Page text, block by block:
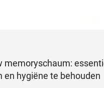
memoryschaum:
en hygiëne te behouden